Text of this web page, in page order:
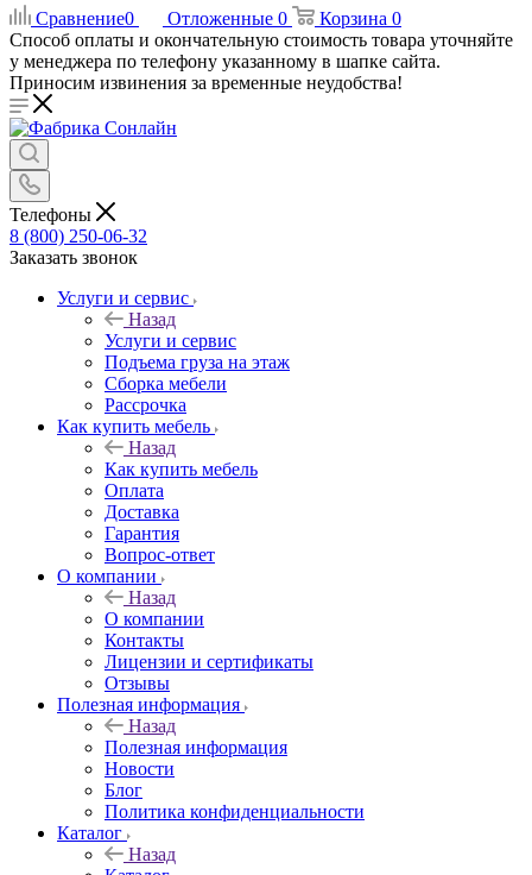
Сравнение0 Отложенные 0 Корзина 0
Способ оплаты и окончательную стоимость товара уточняйте
у менеджера по телефону указанному в шапке сайта.
Приносим извинения за временные неудобства!
Телефоны
8 (800) 250-06-32
Заказать звонок
Услуги и сервис
Назад
Услуги и сервис
Подъема груза на этаж
Сборка мебели
Рассрочка
Как купить мебель
Назад
Как купить мебель
Оплата
Доставка
Гарантия
Вопрос-ответ
О компании
Назад
О компании
Контакты
Лицензии и сертификаты
Отзывы
Полезная информация
Назад
Полезная информация
Новости
Блог
Политика конфиденциальности
Каталог
Назад